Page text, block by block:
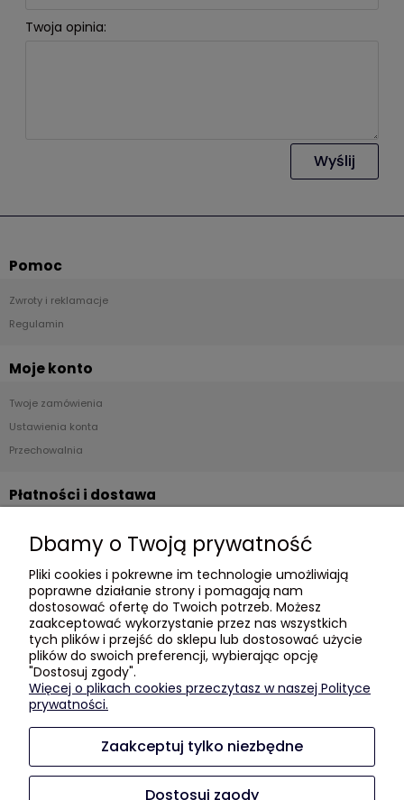
Twoja opinia:
Wyślij
Pomoc
Zwroty i reklamacje
Regulamin
Moje konto
Twoje zamówienia
Ustawienia konta
Przechowalnia
Płatności i dostawa
Czas i koszty dostawy
Czas realizacji zamówienia
Informacje
Blog
Polityka prywatności
GDZIE KUPIĆ?
Kontakt i dane firmy
Dbamy o Twoją prywatność
Pliki cookies i pokrewne im technologie umożliwiają
poprawne działanie strony i pomagają nam
dostosować ofertę do Twoich potrzeb. Możesz
zaakceptować wykorzystanie przez nas wszystkich
tych plików i przejść do sklepu lub dostosować użycie
plików do swoich preferencji, wybierając opcję
"Dostosuj zgody".
Więcej o plikach cookies przeczytasz w naszej Polityce
prywatności.
Zaakceptuj tylko niezbędne
Dostosuj zgody